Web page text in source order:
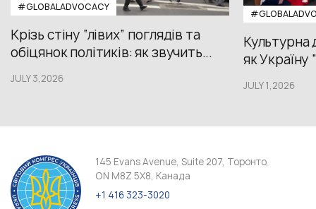
#GLOBALADVOCACY
Крізь стіну “лівих” поглядів та
обіцянок політиків: як звучить...
JULY 3,2026
Культурна
як
JULY 1,2026
145 Evans Avenue, Suite 207, Торонто,
ON M8Z 5X8, Канада
+1 416 323-3020